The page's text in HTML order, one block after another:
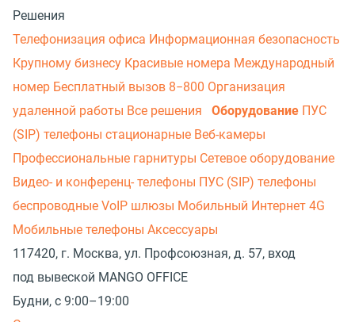
Решения
Телефонизация офиса Информационная безопасность
Крупному бизнесу Красивые номера Международный
номер Бесплатный вызов 8−800 Организация
удаленной работы Все решения Оборудование ПУС
(SIP) телефоны стационарные Веб-камеры
Профессиональные гарнитуры Сетевое оборудование
Видео- и конференц- телефоны ПУС (SIP) телефоны
беспроводные VoIP шлюзы Мобильный Интернет 4G
Мобильные телефоны Аксессуары
117420, г. Москва, ул. Профсоюзная, д. 57, вход
под вывеской MANGO OFFICE
Будни, с 9:00–19:00